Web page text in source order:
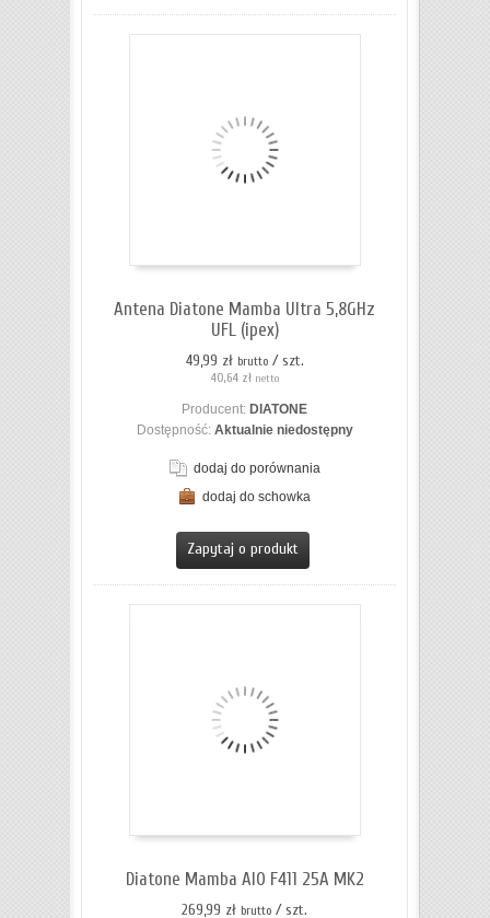
Antena Diatone Mamba Ultra 5,8GHz
UFL (ipex)
49,99 zł brutto / szt.
40,64 zł netto
Producent: DIATONE
Dostępność: Aktualnie niedostępny
dodaj do porównania
dodaj do schowka
Zapytaj o produkt
Diatone Mamba AIO F411 25A MK2
269,99 zł brutto / szt.